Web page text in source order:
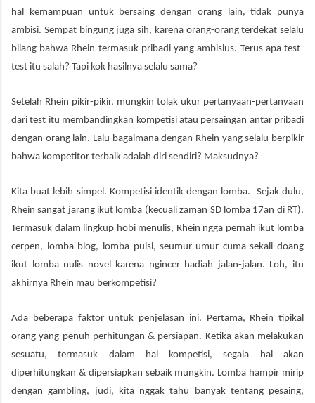
hal kemampuan untuk bersaing dengan orang lain, tidak punya
ambisi. Sempat bingung juga sih, karena orang-orang terdekat selalu
bilang bahwa Rhein termasuk pribadi yang ambisius. Terus apa test-
test itu salah? Tapi kok hasilnya selalu sama?
Setelah Rhein pikir-pikir, mungkin tolak ukur pertanyaan-pertanyaan
dari test itu membandingkan kompetisi atau persaingan antar pribadi
dengan orang lain. Lalu bagaimana dengan Rhein yang selalu berpikir
bahwa kompetitor terbaik adalah diri sendiri? Maksudnya?
Kita buat lebih simpel. Kompetisi identik dengan lomba. Sejak dulu,
Rhein sangat jarang ikut lomba (kecuali zaman SD lomba 17an di RT).
Termasuk dalam lingkup hobi menulis, Rhein ngga pernah ikut lomba
cerpen, lomba blog, lomba puisi, seumur-umur cuma sekali doang
ikut lomba nulis novel karena ngincer hadiah jalan-jalan. Loh, itu
akhirnya Rhein mau berkompetisi?
Ada beberapa faktor untuk penjelasan ini. Pertama, Rhein tipikal
orang yang penuh perhitungan & persiapan. Ketika akan melakukan
sesuatu, termasuk dalam hal kompetisi, segala hal akan
diperhitungkan & dipersiapkan sebaik mungkin. Lomba hampir mirip
dengan gambling, judi, kita nggak tahu banyak tentang pesaing,